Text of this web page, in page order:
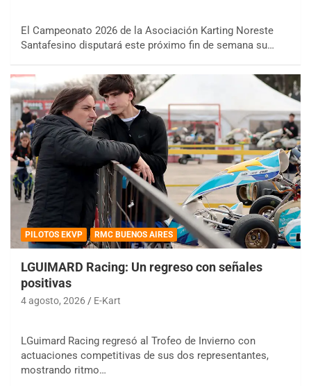
El Campeonato 2026 de la Asociación Karting Noreste
Santafesino disputará este próximo fin de semana su…
PILOTOS EKVP RMC BUENOS AIRES
LGUIMARD Racing: Un regreso con señales
positivas
4 agosto, 2026 E-Kart
LGuimard Racing regresó al Trofeo de Invierno con
actuaciones competitivas de sus dos representantes,
mostrando ritmo…